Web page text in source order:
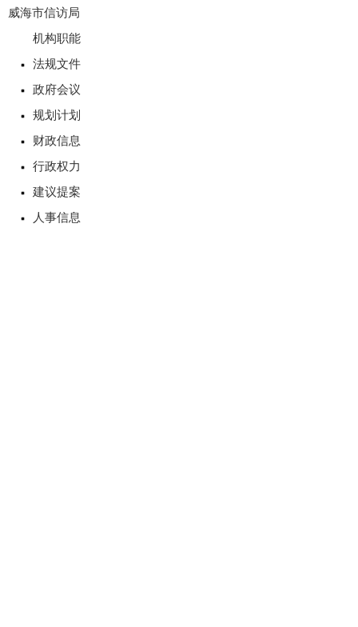
威海市信访局
机构职能
法规文件
政府会议
规划计划
财政信息
行政权力
建议提案
人事信息